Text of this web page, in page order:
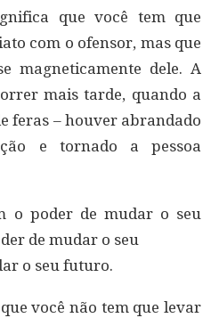
que você tem que
com o ofensor, mas que
magneticamente dele. A
mais tarde, quando a
feras – houver abrandado
e tornado a pessoa
o poder de mudar o seu
de mudar o seu
o seu futuro.
você não tem que levar